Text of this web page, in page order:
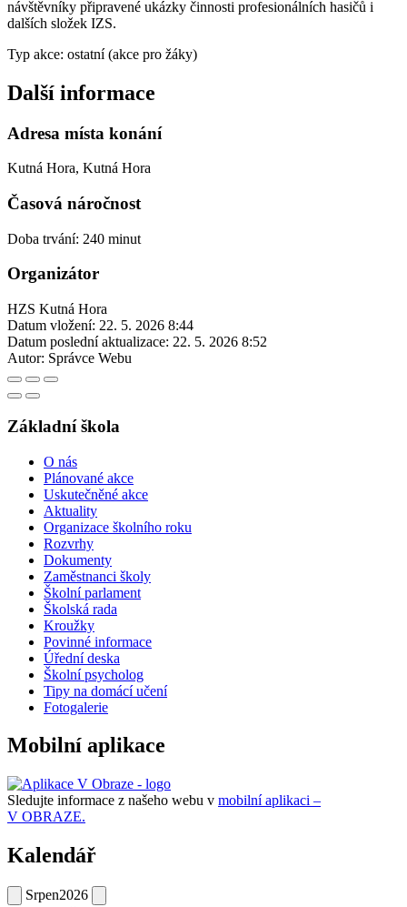
návštěvníky připravené ukázky činnosti profesionálních hasičů i
dalších složek IZS.
Typ akce: ostatní (akce pro žáky)
Další informace
Adresa místa konání
Kutná Hora, Kutná Hora
Časová náročnost
Doba trvání: 240 minut
Organizátor
HZS Kutná Hora
Datum vložení: 22. 5. 2026 8:44
Datum poslední aktualizace: 22. 5. 2026 8:52
Autor: Správce Webu
Základní škola
O nás
Plánované akce
Uskutečněné akce
Aktuality
Organizace školního roku
Rozvrhy
Dokumenty
Zaměstnanci školy
Školní parlament
Školská rada
Kroužky
Povinné informace
Úřední deska
Školní psycholog
Tipy na domácí učení
Fotogalerie
Mobilní aplikace
Sledujte informace z našeho webu v mobilní aplikaci –
V OBRAZE.
Kalendář
Srpen2026